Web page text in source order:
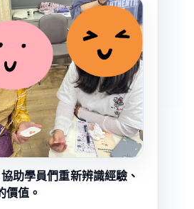
助學員們重新辨識經驗、
價值。